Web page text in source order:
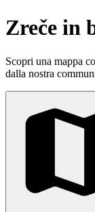
Zreče in
Scopri una mappa
dalla nostra